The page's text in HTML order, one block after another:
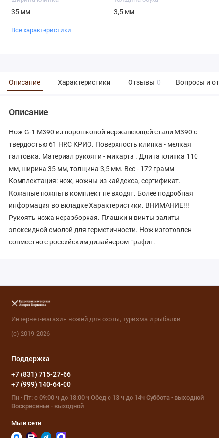
35 мм 3,5 мм
Все характеристики
Описание Характеристики Отзывы 0 Вопросы и
Описание
Нож G-1 М390 из порошковой нержавеющей стали М390 с
твердостью 61 HRC КРИО. Поверхность клинка - мелкая
галтовка. Материал рукояти - микарта . Длина клинка 110
мм, ширина 35 мм, толщина 3,5 мм. Вес - 172 грамм.
Комплектация: нож, ножны из кайдекса, сертификат.
Кожаные ножны в комплект не входят. Более подробная
информация во вкладке Характеристики. ВНИМАНИЕ!!!
Рукоять ножа неразборная. Плашки и винты залиты
эпоксидной смолой для герметичности. Нож изготовлен
совместно с российским дизайнером Графит.
Интернет-магазин ножей для охоты, туризма и рыбалки
(с) 2019-2026
Поддержка
+7 (831) 715-27-66
+7 (999) 140-64-00
Пн - Пт: с 09:00 ч до 18:00 ч Обед с 13 ч до 14ч Суббота - выходной
Воскресенье - выходной
Мы в сети